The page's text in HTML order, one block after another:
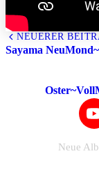
NEUERER
Sayama
Neue